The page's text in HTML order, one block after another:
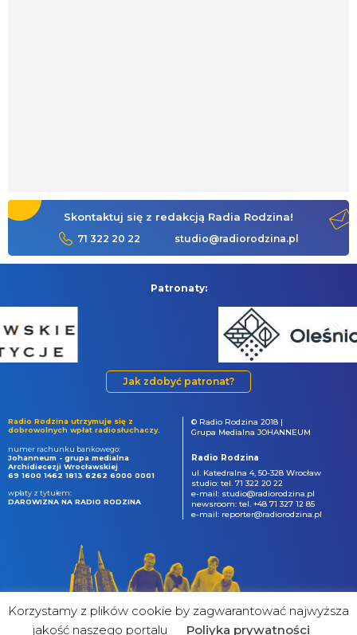
Skontaktuj się z redakcją Radia Rodzina!
71 322 20 22 studio@radiorodzina.pl
Patronaty:
Jak zdobyć patronat?
Radio Rodzina utrzymuje się z
dobrowolnych wpłat radiosłuchaczy.
numer rachunku bankowego:
Johanneum - grupa medialna
Archidiecezji Wrocławskiej
69 1600 1462 1813 6262 6000 0001
wpłaty z tytułem:
DAROWIZNA NA RADIO RODZINA
© Radio Rodzina 2018 |
Grupa Medialna JOHANNEUM
Radio Rodzina
ul. Katedralna 4, 50-328 Wrocław
studio: tel. 71 322 20 22
e-mail: studio@radiorodzina.pl
newsroom: tel. +48 71 327 12 85
e-mail: reporter@radiorodzina.pl
Korzystamy z plików cookie by zagwarantować najwyższa
jakość naszego portalu
Poliyka prywatności